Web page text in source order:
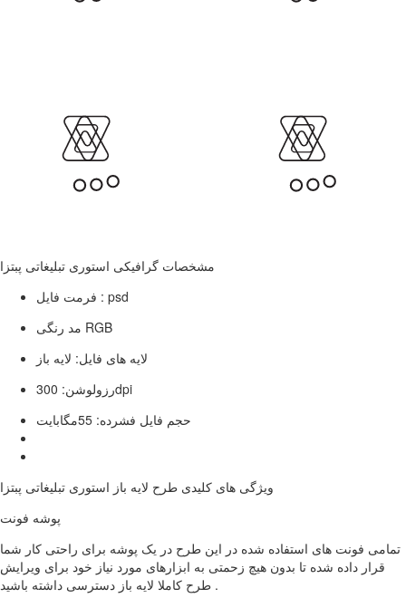
مشخصات گرافیکی استوری تبلیغاتی پبتزا
فرمت فایل : psd
مد رنگی RGB
لایه های فایل: لایه باز
رزولوشن: 300dpi
حجم فایل فشرده: 55مگابایت
ویژگی های کلیدی طرح لایه باز استوری تبلیغاتی پبتزا
پوشه فونت
تمامی فونت های استفاده شده در این طرح در یک پوشه برای راحتی کار شما
قرار داده شده تا بدون هیچ زحمتی به ابزارهای مورد نیاز خود برای ویرایش
طرح کاملا لایه باز دسترسی داشته باشید .